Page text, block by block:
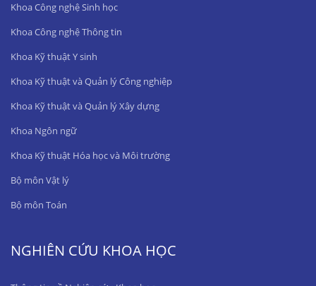
Khoa Công nghệ Sinh học
Khoa Công nghệ Thông tin
Khoa Kỹ thuật Y sinh
Khoa Kỹ thuật và Quản lý Công nghiệp
Khoa Kỹ thuật và Quản lý Xây dựng
Khoa Ngôn ngữ
Khoa Kỹ thuật Hóa học và Môi trường
Bộ môn Vật lý
Bộ môn Toán
NGHIÊN CỨU KHOA HỌC